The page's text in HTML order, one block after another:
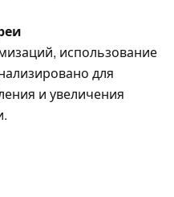
использование
для
и увеличения